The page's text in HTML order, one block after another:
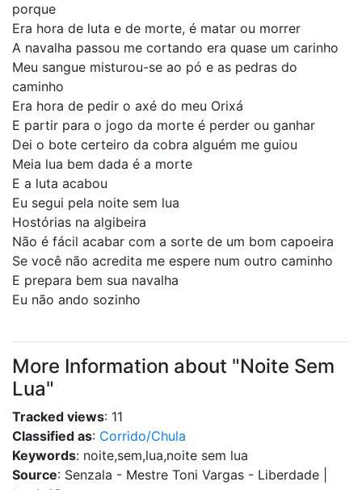
porque
Era hora de luta e de morte, é matar ou morrer
A navalha passou me cortando era quase um carinho
Meu sangue misturou-se ao pó e as pedras do
caminho
Era hora de pedir o axé do meu Orixá
E partir para o jogo da morte é perder ou ganhar
Dei o bote certeiro da cobra alguém me guiou
Meia lua bem dada é a morte
E a luta acabou
Eu segui pela noite sem lua
Hostórias na algibeira
Não é fácil acabar com a sorte de um bom capoeira
Se você não acredita me espere num outro caminho
E prepara bem sua navalha
Eu não ando sozinho
More Information about "Noite Sem
Lua"
Tracked views: 11
Classified as: Corrido/Chula
Keywords: noite,sem,lua,noite sem lua
Source: Senzala - Mestre Toni Vargas - Liberdade |